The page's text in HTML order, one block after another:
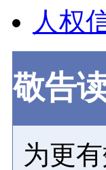
人权
敬告
为更